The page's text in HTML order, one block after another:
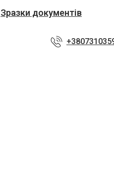
Зразки документів